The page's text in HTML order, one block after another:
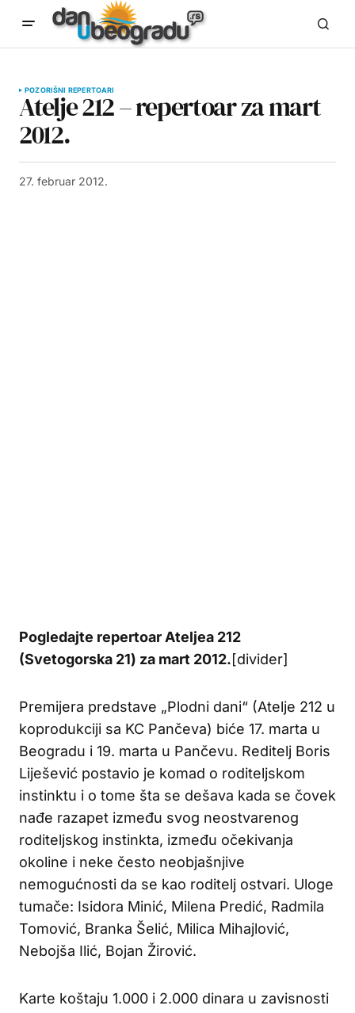
POZORIŠNI REPERTOARI
Atelje 212 – repertoar za mart
2012.
27. februar 2012.
Pogledajte repertoar Ateljea 212
(Svetogorska 21) za mart 2012.[divider]
Premijera predstave „Plodni dani“ (Atelje 212 u
koprodukciji sa KC Pančeva) biće 17. marta u
Beogradu i 19. marta u Pančevu. Reditelj Boris
Liješević postavio je komad o roditeljskom
instinktu i o tome šta se dešava kada se čovek
nađe razapet između svog neostvarenog
roditeljskog instinkta, između očekivanja
okoline i neke često neobjašnjive
nemogućnosti da se kao roditelj ostvari. Uloge
tumače: Isidora Minić, Milena Predić, Radmila
Tomović, Branka Šelić, Milica Mihajlović,
Nebojša Ilić, Bojan Žirović.
Karte koštaju 1.000 i 2.000 dinara u zavisnosti